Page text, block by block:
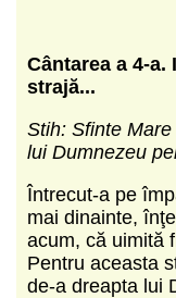
Cântarea a 4-a.
strajă...
Stih: Sfinte
lui Dumnezeu
Întrecut-a pe
mai dinainte,
acum, că uimită
Pentru aceasta
de-a dreapta lui